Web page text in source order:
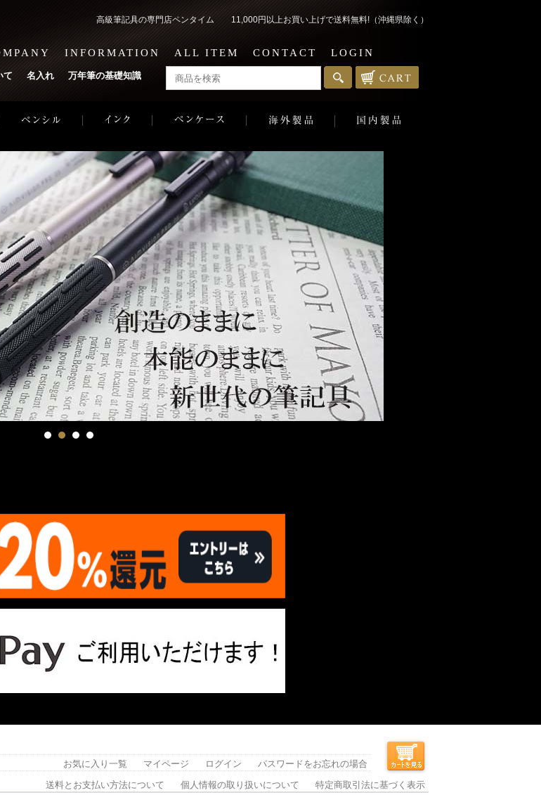
高級筆記具の専門店ペンタイム 11,000円以上お買い上げで送料無料!（沖縄県除く）
INFORMATION ALL ITEM CONTACT LOGIN
て 名入れ 万年筆の基礎知識
お気に入り一覧
マイページ ログイン パスワードをお忘れの場合
送料とお支払い方法について 個人情報の取り扱いについて 特定商取引法に基づく表示